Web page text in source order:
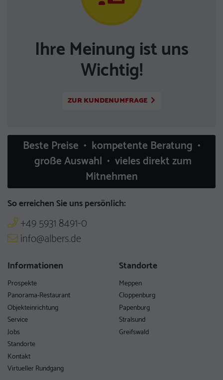
Ihre Meinung ist uns
Wichtig!
ZUR KUNDENUMFRAGE
Beste Preise • kompetente Beratung •
große Auswahl • vieles direkt zum
Mitnehmen
So erreichen Sie uns persönlich:
+49 5931 8491-0
info@albers.de
Informationen
Prospekte
Panorama-Restaurant
Objekteinrichtung
Service
Jobs
Standorte
Kontakt
Virtueller Rundgang
Standorte
Meppen
Cloppenburg
Papenburg
Stralsund
Greifswald